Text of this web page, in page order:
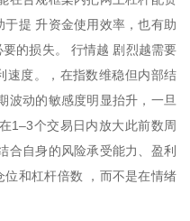
提 升资金使用效率，也有助
的损失。 行情越 剧烈越需要
速度。，在指数维稳但内部结
波动的敏感度明显抬升，一旦
1–3个交易日内放大此前数周
合自身的风险承受能力、盈利
位和杠杆倍数 ，而不是在情绪